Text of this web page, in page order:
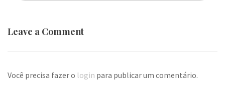
Leave a Comment
Você precisa fazer o login para publicar um comentário.